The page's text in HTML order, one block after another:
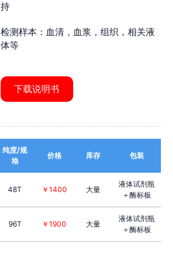
持
检测样本：血清，血浆，组织，相关液
体等
下载说明书
纯度/规
格
价格 库存 包装
48T ￥1400 大量
液体试剂瓶
＋酶标板
96T ￥1900 大量
液体试剂瓶
＋酶标板